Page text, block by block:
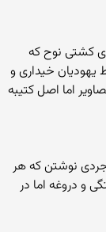
کشتی نوح که
خیداری و
اما اصل کتیبه
نوشتن که هر
و دروغه اما در